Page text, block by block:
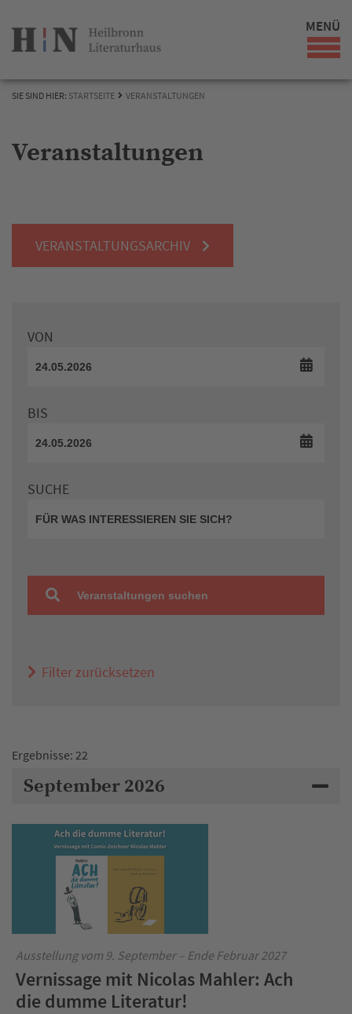
MENÜ
SIE SIND HIER: STARTSEITE VERANSTALTUNGEN
Veranstaltungen
VERANSTALTUNGSARCHIV
VON
BIS
SUCHE
Veranstaltungen suchen
Filter zurücksetzen
Ergebnisse: 22
September 2026
Ausstellung vom 9. September – Ende Februar 2027
Vernissage mit Nicolas Mahler: Ach
die dumme Literatur!